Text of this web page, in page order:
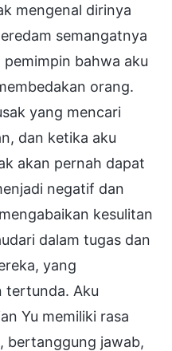
mengenal dirinya
semangatnya
bahwa aku
orang.
yang mencari
dan ketika aku
akan pernah dapat
negatif dan
kesulitan
dalam tugas dan
yang
tertunda. Aku
Yu memiliki rasa
bertanggung jawab,